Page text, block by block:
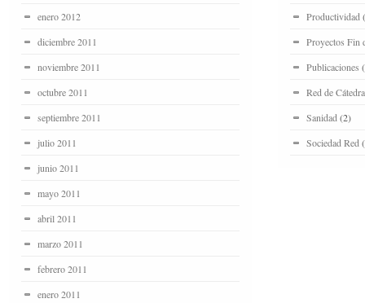
enero 2012
diciembre 2011
noviembre 2011
octubre 2011
septiembre 2011
julio 2011
junio 2011
mayo 2011
abril 2011
marzo 2011
febrero 2011
enero 2011
Productividad
Proyectos Fin
Publicaciones
Red de
Sanidad(2)
Sociedad Red